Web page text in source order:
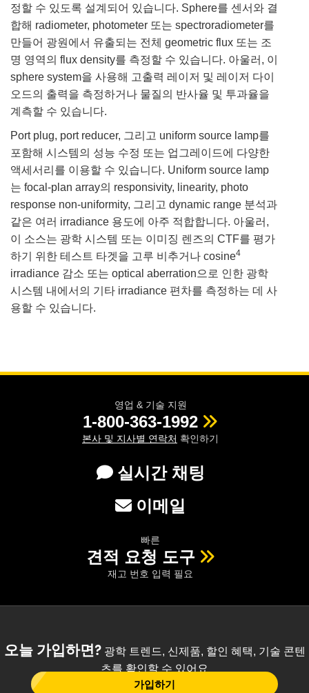
정할 수 있도록 설계되어 있습니다. Sphere를 센서와 결
합해 radiometer, photometer 또는 spectroradiometer를
만들어 광원에서 유출되는 전체 geometric flux 또는 조
명 영역의 flux density를 측정할 수 있습니다. 아울러, 이
sphere system을 사용해 고출력 레이저 및 레이저 다이
오드의 출력을 측정하거나 물질의 반사율 및 투과율을
계측할 수 있습니다.
Port plug, port reducer, 그리고 uniform source lamp를
포함해 시스템의 성능 수정 또는 업그레이드에 다양한
액세서리를 이용할 수 있습니다. Uniform source lamp
는 focal-plan array의 responsivity, linearity, photo
response non-uniformity, 그리고 dynamic range 분석과
같은 여러 irradiance 용도에 아주 적합합니다. 아울러,
이 소스는 광학 시스템 또는 이미징 렌즈의 CTF를 평가
하기 위한 테스트 타겟을 고루 비추거나 cosine4
irradiance 감소 또는 optical aberration으로 인한 광학
시스템 내에서의 기타 irradiance 편차를 측정하는 데 사
용할 수 있습니다.
영업 & 기술 지원
1-800-363-1992
본사 및 지사별 연락처 확인하기
실시간 채팅
이메일
빠른
견적 요청 도구
재고 번호 입력 필요
오늘 가입하면?광학 트렌드, 신제품, 할인 혜택, 기술 콘텐
츠를 확인할 수 있어요
가입하기